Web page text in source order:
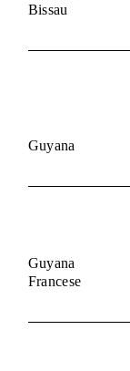
Bissau
Guyana
Guyana
Francese